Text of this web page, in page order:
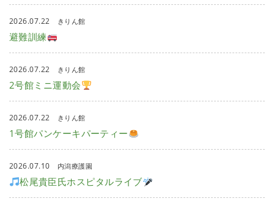
2026.07.22 きりん館
避難訓練
2026.07.22 きりん館
2号館ミニ運動会
2026.07.22 きりん館
1号館パンケーキパーティー
2026.07.10 内潟療護園
松尾貴臣氏ホスピタルライブ